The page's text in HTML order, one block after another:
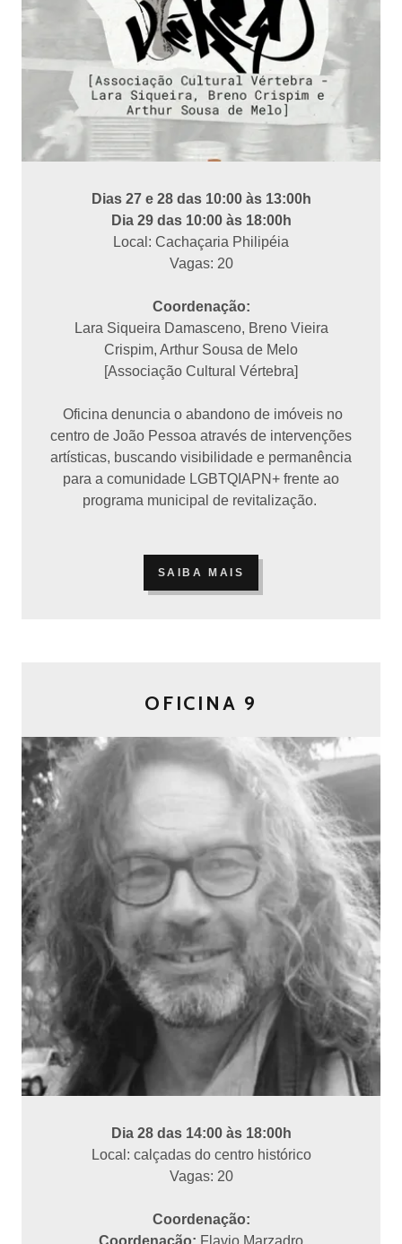
Dias 27 e 28 das 10:00 às 13:00h
Dia 29 das 10:00 às 18:00h
Local: Cachaçaria Philipéia
Vagas: 20
Coordenação:
Lara Siqueira Damasceno, Breno Vieira
Crispim, Arthur Sousa de Melo
[Associação Cultural Vértebra]
Oficina denuncia o abandono de imóveis no
centro de João Pessoa através de intervenções
artísticas, buscando visibilidade e permanência
para a comunidade LGBTQIAPN+ frente ao
programa municipal de revitalização.
SAIBA MAIS
OFICINA 9
Dia 28 das 14:00 às 18:00h
Local: calçadas do centro histórico
Vagas: 20
Coordenação:
Coordenação: Flavio Marzadro